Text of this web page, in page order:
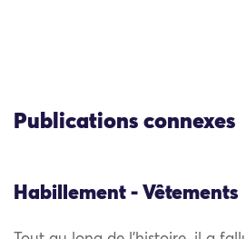
Publications connexes
Habillement - Vêtements